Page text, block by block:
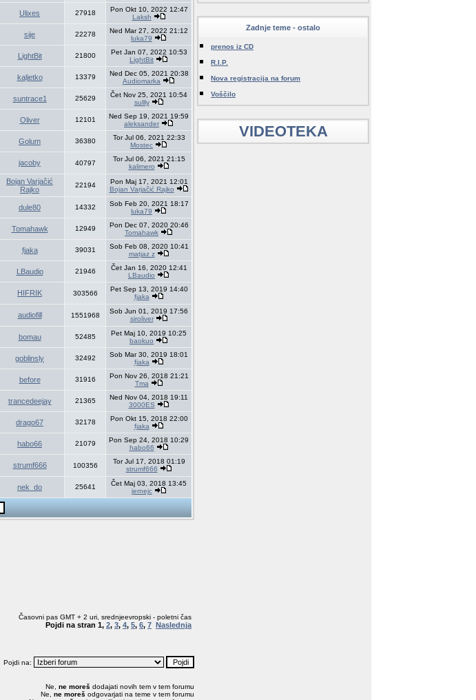
Ulixes 27918
Pon Okt 10, 2022 12:47
Laksh
sije 22278
Ned Mar 27, 2022 21:12
luka79
LightBit 21800
Pet Jan 07, 2022 10:53
LightBit
kaljetko 13379
Ned Dec 05, 2021 20:38
Audiomarka
suntrace1 25629
Čet Nov 25, 2021 10:54
sullly
Oliver 12101
Ned Sep 19, 2021 19:59
aleksander
Golum 36380
Tor Jul 06, 2021 22:33
Mostec
jacoby 40797
Tor Jul 06, 2021 21:15
kalimero
Bojan Varjačić
Rajko
22194
Pon Maj 17, 2021 12:01
Bojan Varjačić Rajko
dule80 14332
Sob Feb 20, 2021 18:17
luka79
Tomahawk 12949
Pon Dec 07, 2020 20:46
Tomahawk
fjaka 39031
Sob Feb 08, 2020 10:41
matjaz z
LBaudio 21946
Čet Jan 16, 2020 12:41
LBaudio
HIFRIK 303566
Pet Sep 13, 2019 14:40
fjaka
audiofill 1551968
Sob Jun 01, 2019 17:56
siroliver
bomau 52485
Pet Maj 10, 2019 10:25
baokuo
goblinsly 32492
Sob Mar 30, 2019 18:01
fjaka
before 31916
Pon Nov 26, 2018 21:21
Tma
trancedeejay 21365
Ned Nov 04, 2018 19:11
3000ES
drago67 32178
Pon Okt 15, 2018 22:00
fjaka
habo66 21079
Pon Sep 24, 2018 10:29
habo66
strumf666 100356
Tor Jul 17, 2018 01:19
strumf666
nek_do 25641
Čet Maj 03, 2018 13:45
jernejc
Časovni pas GMT + 2 uri, srednjeevropski - poletni čas
Pojdi na stran 1, 2, 3, 4, 5, 6, 7 Naslednja
Pojdi na:
Ne, ne moreš dodajati novih tem v tem forumu
Ne, ne moreš odgovarjati na teme v tem forumu
Zadnje teme - ostalo
prenos iz CD
R.I.P.
Nova registracija na forum
Voščilo
VIDEOTEKA